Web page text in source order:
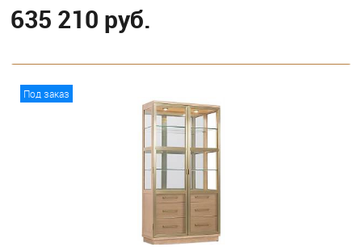
635 210 руб.
Под заказ